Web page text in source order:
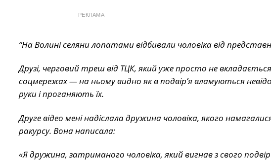
РЕКЛАМА
“На Волині селяни лопатами відбивали чоловіка від
Друзі, черговий треш від ТЦК, який уже просто не
соцмережах — на ньому видно як в подвірʼя вламуються
руки і проганяють їх.
Друге відео мені надіслала дружина чоловіка, якого
ракурсу. Вона написала:
«Я дружина, затриманого чоловіка, який вигнав з свого